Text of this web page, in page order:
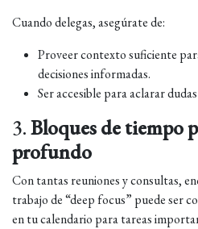
Cuando delegas, asegúrate de:
Proveer contexto suficiente
decisiones informadas.
Ser accesible para aclarar
3.Bloques de tiempo
profundo
Con tantas reuniones y consultas,
trabajo de “deep focus” puede ser
en tu calendario para tareas